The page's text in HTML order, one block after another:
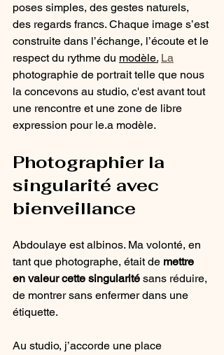
poses simples, des gestes naturels,
des regards francs. Chaque image s’est
construite dans l’échange, l’écoute et le
respect du rythme du modèle. La
photographie de portrait telle que nous
la concevons au studio, c'est avant tout
une rencontre et une zone de libre
expression pour le.a modèle.
Photographier la
singularité avec
bienveillance
Abdoulaye est albinos. Ma volonté, en
tant que photographe, était de mettre
en valeur cette singularité sans réduire,
de montrer sans enfermer dans une
étiquette.
Au studio, j’accorde une place